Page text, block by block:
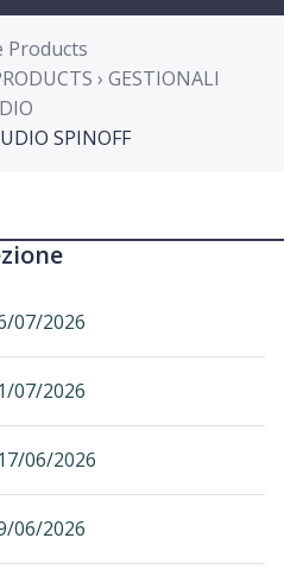
Products
› GESTIONALI
SPINOFF
07/2026
07/2026
06/2026
06/2026